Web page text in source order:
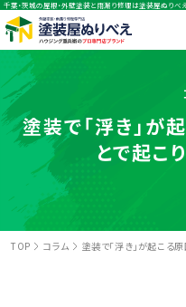
千葉・茨城の屋根・外壁塗装と雨漏り修理は塗装屋ぬりべ
塗装で「浮き」が
とで起こ
TOP コラム 塗装で「浮き」が起こる